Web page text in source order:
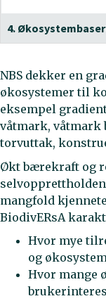
4.
NBS dekker en
økosystemer til
eksempel
våtmark, våtmark
torvuttak,
Økt bærekraft og
mangfold
BiodivERsA
Hvor mye
og
Hvor mange